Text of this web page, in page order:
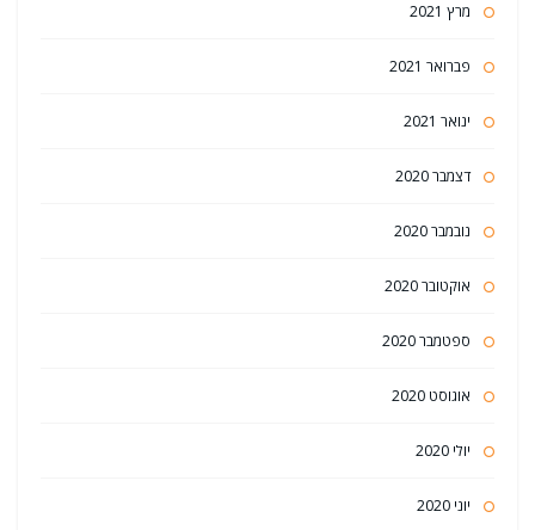
מרץ 2021
פברואר 2021
ינואר 2021
דצמבר 2020
נובמבר 2020
אוקטובר 2020
ספטמבר 2020
אוגוסט 2020
יולי 2020
יוני 2020